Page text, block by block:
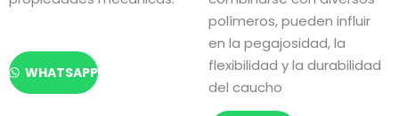
WHATSAPP
polímeros, pueden influir
en la pegajosidad, la
flexibilidad y la durabilidad
del caucho